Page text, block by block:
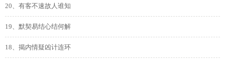
20、有客不速故人谁知
19、默契易结心结何解
18、揭内情疑凶计连环